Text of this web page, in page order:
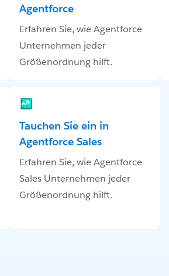
Agentforce
Erfahren Sie, wie Agentforce
Unternehmen jeder
Größenordnung hilft.
Tauchen Sie ein in
Agentforce Sales
Erfahren Sie, wie Agentforce
Sales Unternehmen jeder
Größenordnung hilft.